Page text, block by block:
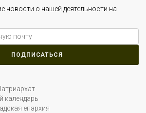
новости о нашей деятельности на
календарь
епархия